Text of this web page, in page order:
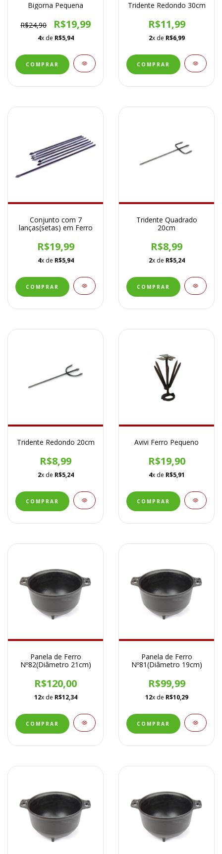
Bigorna Pequena
R$24,90 R$19,99
4x de R$5,94
Tridente Redondo 30cm
R$11,99
2x de R$6,99
Conjunto com 7
lanças(setas) em Ferro
R$19,99
4x de R$5,94
Tridente Quadrado
20cm
R$8,99
2x de R$5,24
Tridente Redondo 20cm
R$8,99
2x de R$5,24
Avivi Ferro Pequeno
R$19,90
4x de R$5,91
Panela de Ferro
Nº82(Diâmetro 21cm)
R$120,00
12x de R$12,34
Panela de Ferro
Nº81(Diâmetro 19cm)
R$99,99
12x de R$10,29